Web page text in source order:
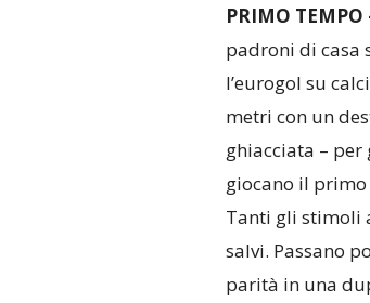
PRIMO TEMPO
padroni di casa
l’eurogol su
metri con un
ghiacciata –
giocano il primo
Tanti gli stimoli
salvi. Passano
parità in una